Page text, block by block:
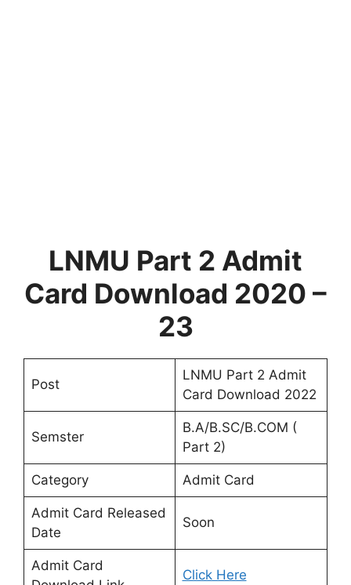
LNMU Part 2 Admit
Card Download 2020 –
23
Post
LNMU Part 2 Admit
Card Download 2022
Semster
B.A/B.SC/B.COM (
Part 2)
Category Admit Card
Admit Card Released
Date
Soon
Admit Card
Click Here